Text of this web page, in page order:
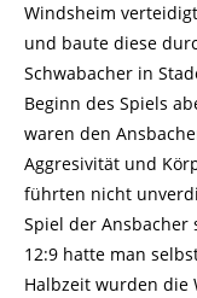
Windsheim
und baute diese
Schwabacher in
Beginn des Spiels
waren den
Aggresivität und
führten nicht
Spiel der
12:9 hatte man
Halbzeit wurden die